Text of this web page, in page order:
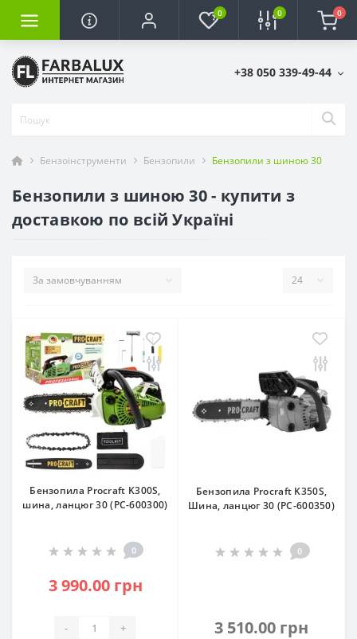
0 0 0
+38 050 339-49-44
Бензоінструменти Бензопили Бензопили з шиною 30
Бензопили з шиною 30 - купити з
доставкою по всій Україні
Бензопила Procraft K300S,
шина, ланцюг 30 (PC-600300)
0
3 990.00 грн
- +
Бензопила Procraft K350S,
Шина, ланцюг 30 (PC-600350)
0
3 510.00 грн